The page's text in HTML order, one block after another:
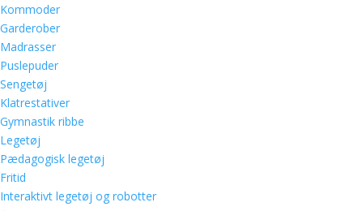
Kommoder
Garderober
Madrasser
Puslepuder
Sengetøj
Klatrestativer
Gymnastik ribbe
Legetøj
Pædagogisk legetøj
Fritid
Interaktivt legetøj og robotter